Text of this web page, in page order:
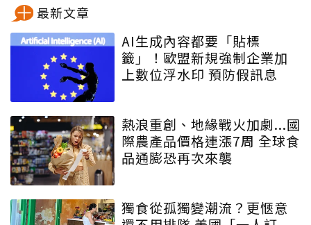
最新文章
AI生成內容都要「貼標
籤」！歐盟新規強制企業加
上數位浮水印 預防假訊息
熱浪重創、地緣戰火加劇...國
際農產品價格連漲7周 全球食
品通膨恐再次來襲
獨食從孤獨變潮流？更愜意